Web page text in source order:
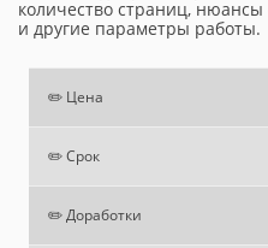
количество страниц,
и другие параметры работы.
✏️ Цена
✏️ Срок
✏️ Доработки